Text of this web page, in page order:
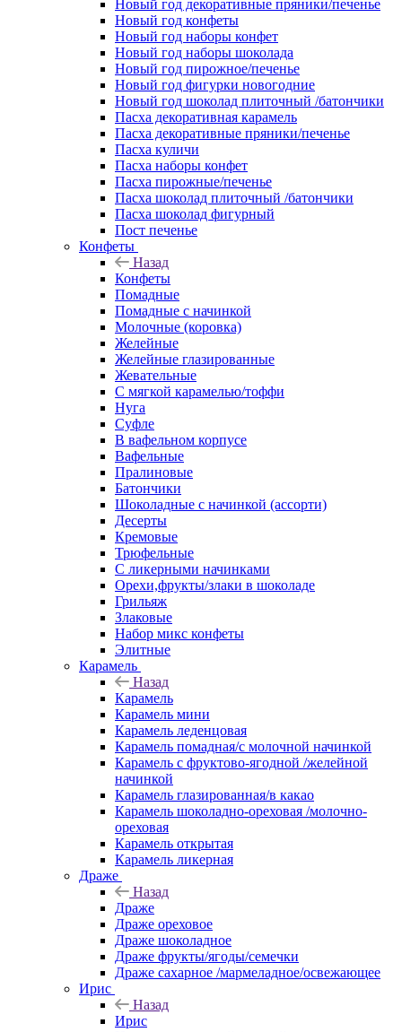
Новый год декоративные пряники/печенье
Новый год конфеты
Новый год наборы конфет
Новый год наборы шоколада
Новый год пирожное/печенье
Новый год фигурки новогодние
Новый год шоколад плиточный /батончики
Пасха декоративная карамель
Пасха декоративные пряники/печенье
Пасха куличи
Пасха наборы конфет
Пасха пирожные/печенье
Пасха шоколад плиточный /батончики
Пасха шоколад фигурный
Пост печенье
Конфеты
Назад
Конфеты
Помадные
Помадные с начинкой
Молочные (коровка)
Желейные
Желейные глазированные
Жевательные
С мягкой карамелью/тоффи
Нуга
Суфле
В вафельном корпусе
Вафельные
Пралиновые
Батончики
Шоколадные с начинкой (ассорти)
Десерты
Кремовые
Трюфельные
С ликерными начинками
Орехи,фрукты/злаки в шоколаде
Грильяж
Злаковые
Набор микс конфеты
Элитные
Карамель
Назад
Карамель
Карамель мини
Карамель леденцовая
Карамель помадная/с молочной начинкой
Карамель с фруктово-ягодной /желейной
начинкой
Карамель глазированная/в какао
Карамель шоколадно-ореховая /молочно-
ореховая
Карамель открытая
Карамель ликерная
Драже
Назад
Драже
Драже ореховое
Драже шоколадное
Драже фрукты/ягоды/семечки
Драже сахарное /мармеладное/освежающее
Ирис
Назад
Ирис